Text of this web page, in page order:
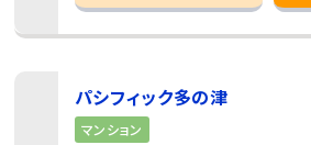
パシフィック多の津
マンション